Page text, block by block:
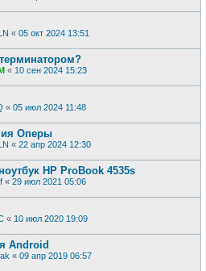
« 05 окт 2024 13:51
« 10 сен 2024 15:23
« 05 июл 2024 11:48
Оперы
« 22 апр 2024 12:30
HP ProBook 4535s
« 29 июл 2021 05:06
« 10 июл 2020 19:09
Android
« 09 апр 2019 06:57